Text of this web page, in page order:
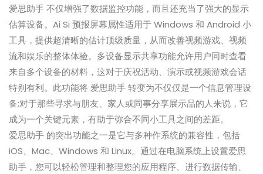
爱思助手 不仅增强了数据监控功能，而且还充当了强大的显示
估算设备。Ai Si 预报屏幕属性适用于 Windows 和 Android 小
工具，提供超清晰的估计顶级质量，从而改善视频游戏、视频
流和娱乐的整体体验。多设备显示共享功能允许用户同时查看
来自多个设备的材料，这对于庆祝活动、演示或视频游戏会话
特别有利。此功能将 爱思助手 转变为不仅仅是一个信息管理设
备;对于那些寻求与朋友、家人或同事分享展示品的人来说，它
成为一个关键元素，有助于弥合不同小工具之间的差距。
爱思助手 的突出功能之一是它与多种作系统的兼容性，包括
iOS、Mac、Windows 和 Linux。通过在电脑系统上设置爱思
助手，您可以轻松管理和整理您的应用程序、进行数据传输、